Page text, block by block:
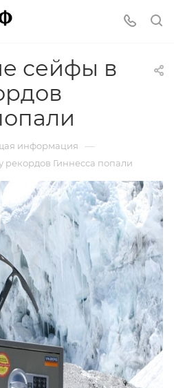
сейфы в
информация —
рекордов Гиннесса попали